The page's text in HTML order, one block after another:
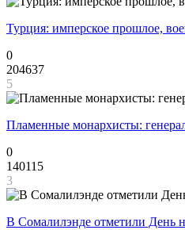
Турция: имперское прошлое,
0
204637
5
Пламенные монархисты:
0
140115
3
В Сомалилэнде отметили День